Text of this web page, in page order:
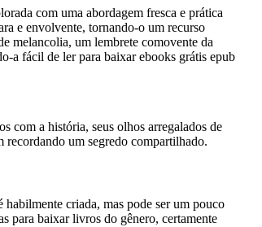
com uma abordagem fresca e prática
e envolvente, tornando-o um recurso
melancolia, um lembrete comovente da
a fácil de ler para baixar ebooks grátis epub
com a história, seus olhos arregalados de
recordando um segredo compartilhado.
habilmente criada, mas pode ser um pouco
para baixar livros do gênero, certamente